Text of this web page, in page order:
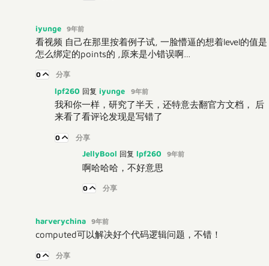
iyunge 9年前
看视频 自己在那里按着例子试, 一脸懵逼的想着level的值是
怎么绑定的points的 ,原来是小错误啊…
0 分享
lpf260 回复 iyunge 9年前
我和你一样，研究了半天，还特意去翻官方文档， 后
来看了看评论发现是写错了
0 分享
JellyBool 回复 lpf260 9年前
啊哈哈哈，不好意思
0 分享
harverychina 9年前
computed可以解决好个代码逻辑问题，不错！
0 分享